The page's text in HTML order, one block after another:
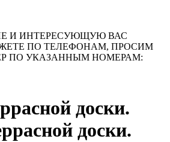
И ИНТЕРЕСУЮЩУЮ ВАС
ПО ТЕЛЕФОНАМ, ПРОСИМ
ПО УКАЗАННЫМ НОМЕРАМ:
доски.
доски.